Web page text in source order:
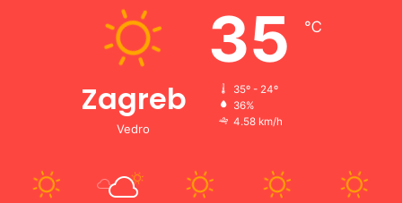
Zagreb
Vedro
35 ℃
35º - 24º
36%
4.58 km/h